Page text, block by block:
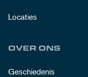
Locaties
OVER ONS
Geschiedenis